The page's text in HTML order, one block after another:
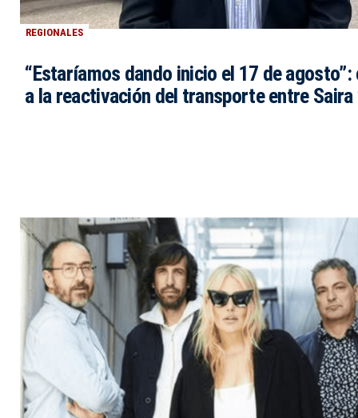
REGIONALES
“Estaríamos dando inicio el 17 de
a la reactivación del transporte entre